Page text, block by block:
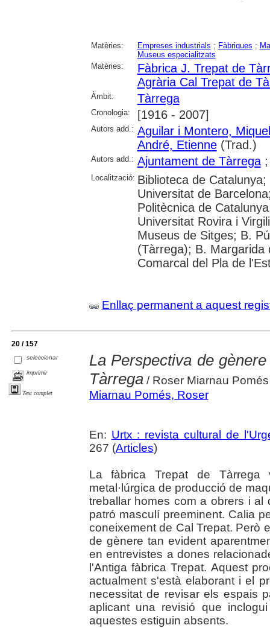
Matèries: Empreses industrials ; Fàbriques ;
Museus especialitzats
Matèries:
Fàbrica J. Trepat de
Agrària Cal Trepat de
Àmbit: Tàrrega
Cronologia: [1916 - 2007]
Autors add.: Aguilar i Montero, Miquel
André, Etienne(Trad.)
Autors add.: Ajuntament de Tàrrega
Localització: Biblioteca de
Universitat de
Politècnica de
Universitat Rovira i
Museus de Sitges; B.
(Tàrrega); B.
Comarcal del Pla de
Enllaç permanent a aquest
20 / 157
seleccionar
imprimir
Text complet
La Perspectiva de
Tàrrega/ Roser Miarnau Pomés
Miarnau Pomés, Roser
En: Urtx : revista cultural de
267 (Articles)
La fàbrica Trepat de Tàrrega
metal·lúrgica de producció de
treballar homes com a obrers i al
patró masculí preeminent. Calia
coneixement de Cal Trepat. Però
de gènere tan evident
en entrevistes a dones
l'Antiga fàbrica Trepat. Aquest
actualment s'està elaborant i el
necessitat de revisar els espais
aplicant una revisió que
aquestes estiguin absents.